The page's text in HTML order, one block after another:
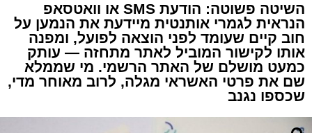
השיטה פשוטה: הודעת SMS או וואטסאפ
הנראית לגמרי אותנטית מיידעת את הנמען על
חוב קיים שעומד לפני הוצאה לפועל, ומפנה
אותו לקישור המוביל לאתר מתחזה — עותק
כמעט מושלם של האתר הרשמי. מי שממלא
שם את פרטי האשראי מגלה, לרוב מאוחר מדי,
שכספו נגנב